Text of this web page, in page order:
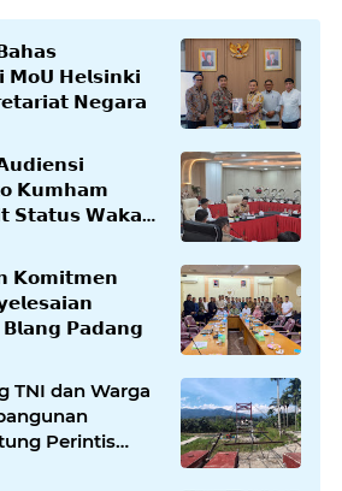
𝗠𝗼𝗨 𝗛𝗲𝗹𝘀𝗶𝗻𝗸𝗶
𝗡𝗲𝗴𝗮𝗿𝗮
𝗞𝘂𝗺𝗵𝗮𝗺
𝗦𝘁𝗮𝘁𝘂𝘀 𝗪𝗮𝗸𝗮𝗳
𝗞𝗼𝗺𝗶𝘁𝗺𝗲𝗻
𝗣𝗮𝗱𝗮𝗻𝗴
TNI dan Warga
Perintis
Tenggara